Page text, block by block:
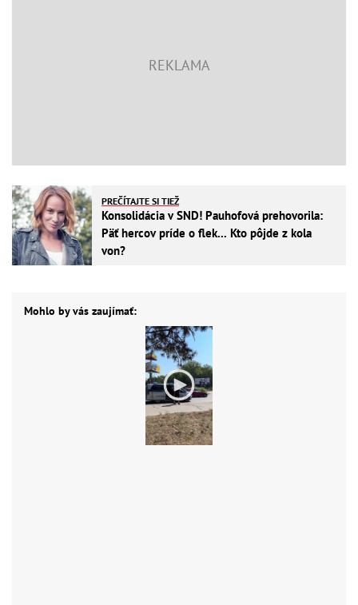
PREČÍTAJTE SI TIEŽ
Konsolidácia v SND! Pauhofová prehovorila:
Päť hercov príde o flek... Kto pôjde z kola
von?
Mohlo by vás zaujímať: